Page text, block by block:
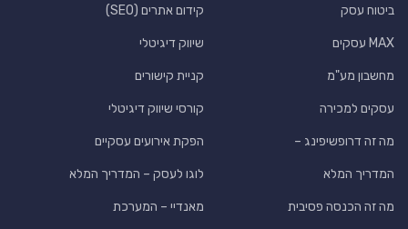
ביטוח עסק
MAX עסקים
מחשבון מע"מ
עסקים למכירה
מה זה דרופשיפינג –
המדריך המלא
מה זה הכנסה פסיבית
קידום אתרים (SEO)
שיווק דיגיטלי
קניית קישורים
קורסי שיווק דיגיטלי
הפקת אירועים עסקיים
לוגו לעסק – המדריך המלא
מאנדיי – המערכת